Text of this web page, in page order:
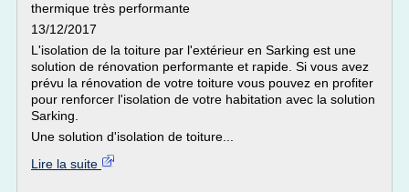
thermique très performante
13/12/2017
L'isolation de la toiture par l'extérieur en Sarking est une
solution de rénovation performante et rapide. Si vous avez
prévu la rénovation de votre toiture vous pouvez en profiter
pour renforcer l'isolation de votre habitation avec la solution
Sarking.
Une solution d'isolation de toiture...
Lire la suite